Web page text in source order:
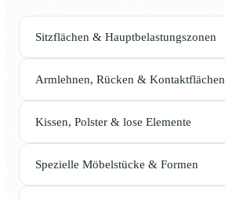
Sitzflächen & Hauptbelastungszonen
Armlehnen, Rücken & Kontaktflächen
Kissen, Polster & lose Elemente
Spezielle Möbelstücke & Formen